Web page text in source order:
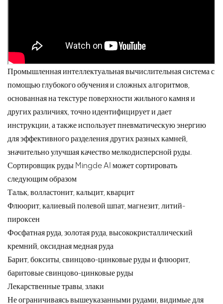
Промышленная интеллектуальная вычислительная система с
помощью глубокого обучения и сложных алгоритмов,
основанная на текстуре поверхности жильного камня и
других различиях, точно идентифицирует и дает
инструкции, а также использует пневматическую энергию
для эффективного разделения других разных камней,
значительно улучшая качество мелкодисперсной руды.
Сортировщик руды Mingde AI может сортировать
следующим образом
Тальк, волластонит, кальцит, кварцит
Флюорит, калиевый полевой шпат, магнезит, литий-
пироксен
Фосфатная руда, золотая руда, высококристаллический
кремний, оксидная медная руда
Барит, бокситы, свинцово-цинковые руды и флюорит,
баритовые свинцово-цинковые руды
Лекарственные травы, злаки
Не ограничиваясь вышеуказанными рудами, видимые для